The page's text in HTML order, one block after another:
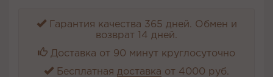
Гарантия качества 365 дней. Обмен и
возврат 14 дней.
Доставка от 90 минут круглосуточно
Бесплатная доставка от 4000 руб.